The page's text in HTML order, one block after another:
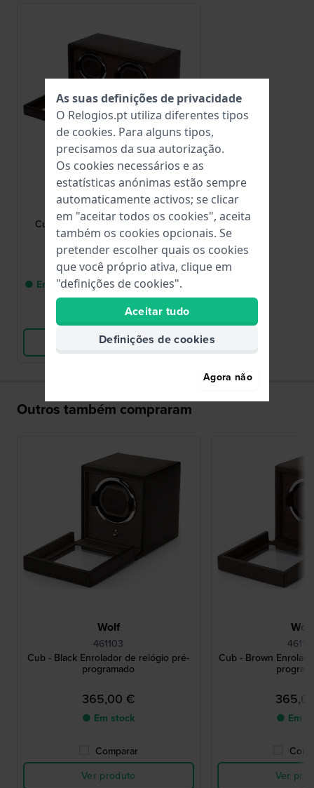
Wolf
461206
Cub - Brown Enrolador de relógio
duplo pré-programado
699,00 €
● Entrega num prazo de 2 até 4 dias
úteis
Comparar
Ver produto
Outros também compraram
Wolf
461103
Cub - Black Enrolador de relógio pré-
programado
365,00 €
● Em stock
Comparar
Ver produto
Wolf
Cub - Brown
● Em
Ver
As suas definições de privacidade
O Relogios.pt utiliza diferentes tipos
de cookies. Para alguns tipos,
precisamos da sua autorização.
Os cookies necessários e as
estatísticas anónimas estão sempre
automaticamente activos; se clicar
em "aceitar todos os cookies", aceita
também os cookies opcionais. Se
pretender escolher quais os cookies
que você próprio ativa, clique em
"definições de cookies".
Aceitar tudo
Definições de cookies
Agora não